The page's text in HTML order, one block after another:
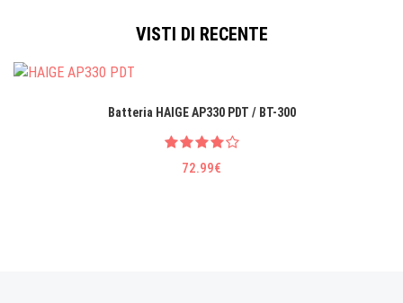
VISTI DI RECENTE
Batteria HAIGE AP330 PDT / BT-300
72.99€